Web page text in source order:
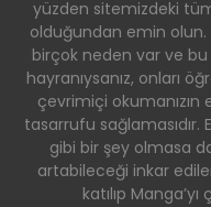
yüzden sitemizdeki
olduğundan emin olun.
birçok neden var ve bu
hayranıysanız, onları
çevrimiçi
tasarrufu
gibi bir şey olmasa
artabileceği inkar
katılıp